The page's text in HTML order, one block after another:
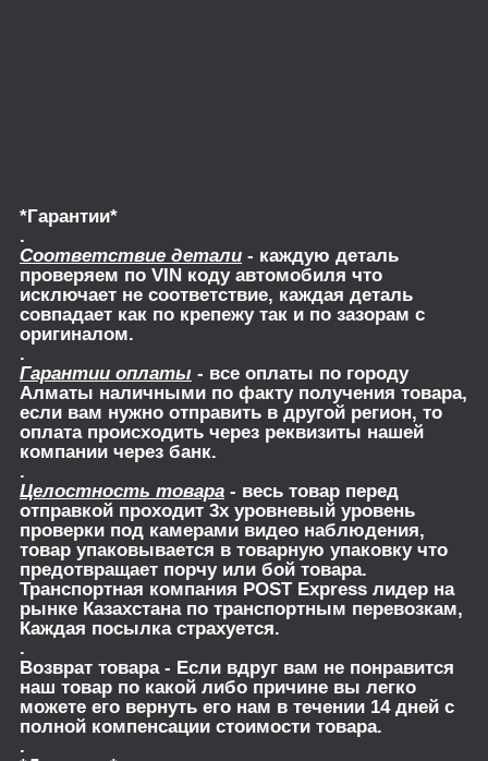
*Гарантии*
.
Соответствие детали - каждую деталь
проверяем по VIN коду автомобиля что
исключает не соответствие, каждая деталь
совпадает как по крепежу так и по зазорам с
оригиналом.
.
Гарантии оплаты - все оплаты по городу
Алматы наличными по факту получения товара,
если вам нужно отправить в другой регион, то
оплата происходить через реквизиты нашей
компании через банк.
.
Целостность товара - весь товар перед
отправкой проходит 3х уровневый уровень
проверки под камерами видео наблюдения,
товар упаковывается в товарную упаковку что
предотвращает порчу или бой товара.
Транспортная компания POST Express лидер на
рынке Казахстана по транспортным перевозкам,
Каждая посылка страхуется.
.
Возврат товара- Если вдруг вам не понравится
наш товар по какой либо причине вы легко
можете его вернуть его нам в течении 14 дней с
полной компенсации стоимости товара.
.